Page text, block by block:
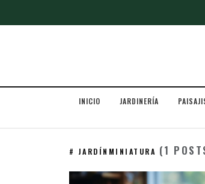
INICIO JARDINERÍA
# JARDÍNMINIATURA (1